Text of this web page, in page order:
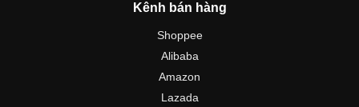
Kênh bán hàng
Shoppee
Alibaba
Amazon
Lazada